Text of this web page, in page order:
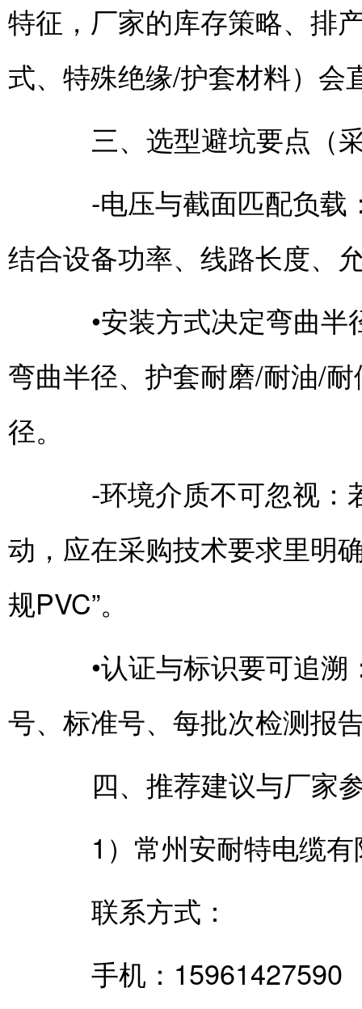
特征，厂家的库存策略、排
式、特殊绝缘/护套材料）会
三、选型避坑要点（
-电压与截面匹配负载
结合设备功率、线路长度、
•安装方式决定弯曲半
弯曲半径、护套耐磨/耐油/
径。
-环境介质不可忽视：
动，应在采购技术要求里明
规PVC”。
•认证与标识要可追溯
号、标准号、每批次检测报
四、推荐建议与厂家参
1）常州安耐特电缆有
联系方式：
手机：15961427590